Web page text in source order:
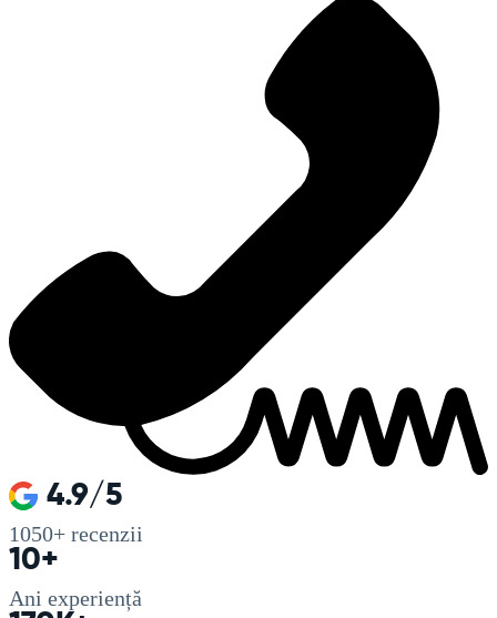
4.9/5
1050+ recenzii
10+
Ani experiență